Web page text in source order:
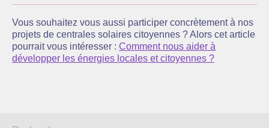
Vous souhaitez vous aussi participer concrètement à nos
projets de centrales solaires citoyennes ? Alors cet article
pourrait vous intéresser : Comment nous aider à
développer les énergies locales et citoyennes ?